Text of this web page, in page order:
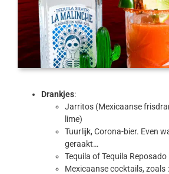
Drankjes:
Jarritos (Mexicaanse
lime)
Tuurlijk, Corona-bier. Even
geraakt…
Tequila of Tequila Reposado
Mexicaanse cocktails, zoals